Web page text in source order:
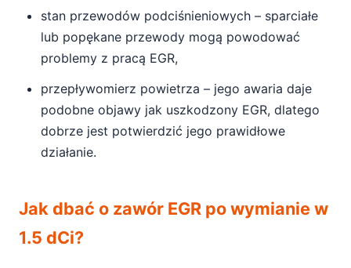
stan przewodów podciśnieniowych – sparciałe
lub popękane przewody mogą powodować
problemy z pracą EGR,
przepływomierz powietrza – jego awaria daje
podobne objawy jak uszkodzony EGR, dlatego
dobrze jest potwierdzić jego prawidłowe
działanie.
Jak dbać o zawór EGR po wymianie w
1.5 dCi?